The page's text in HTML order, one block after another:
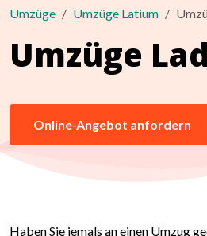
Umzüge Umzüge Latium
Umzüge
Online-Angebot anfordern
Haben Sie jemals an einen Umzug